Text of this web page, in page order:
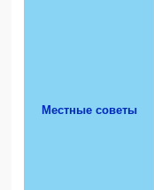
Местные советы